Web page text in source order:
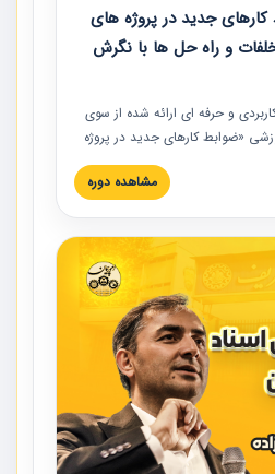
جدید در پروژه های
و راه حل ها با نگرش
و حرفه‏ ای ارائه شده از سوی
«ضوابط کارهای جدید در پروژه
و راه حل ها با نگرش قراردادی
های ساختمانی کشور ارائه شد.
عملی ارائه شده است.
مشاهده دوره